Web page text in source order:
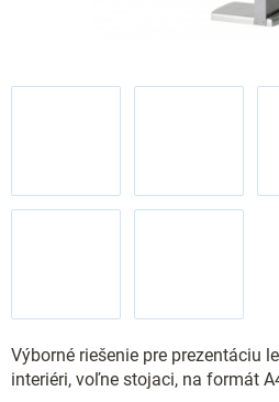
Výborné riešenie pre prezentáciu
interiéri, voľne stojaci, na formát